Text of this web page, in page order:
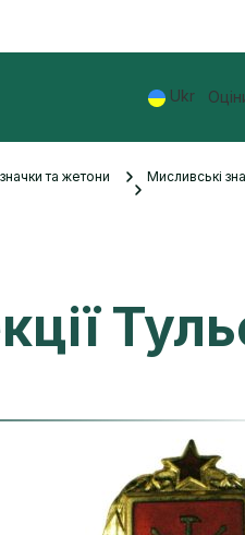
Ukr
та жетони
Мисливські